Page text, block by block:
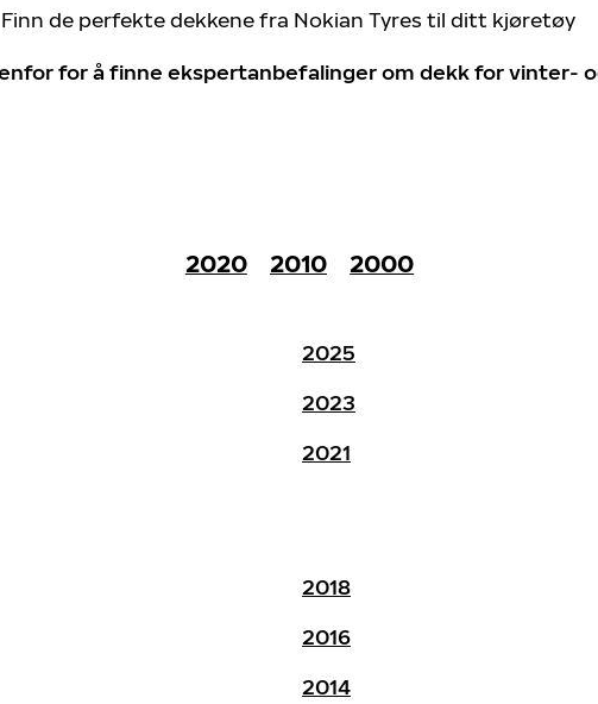
Finn de perfekte dekkene fra Nokian Tyres til ditt kjøretøy
for å finne ekspertanbefalinger om dekk for vinter-
2020 2010
2000
2025
2023
2021
2018
2016
2014